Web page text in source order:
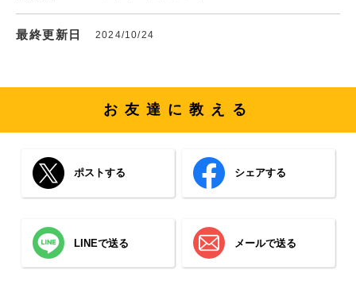
最終更新日 2024/10/24
お友達に教える
ポストする シェアする
LINEで送る メールで送る